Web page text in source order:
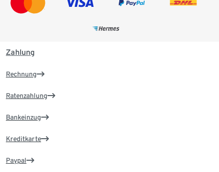
Zahlung
Rechnung
Ratenzahlung
Bankeinzug
Kreditkarte
Paypal